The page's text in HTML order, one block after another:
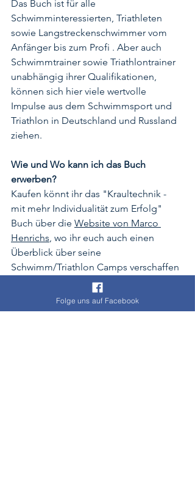
Das Buch ist für alle
Schwimminteressierten, Triathleten
sowie Langstreckenschwimmer vom
Anfänger bis zum Profi . Aber auch
Schwimmtrainer sowie Triathlontrainer
unabhängig ihrer Qualifikationen,
können sich hier viele wertvolle
Impulse aus dem Schwimmsport und
Triathlon in Deutschland und Russland
ziehen.
Wie und Wo kann ich das Buch
erwerben?
Kaufen könnt ihr das "Kraultechnik -
mit mehr Individualität zum Erfolg"
Buch über die Website von Marco
Henrichs, wo ihr euch auch einen
Überblick über seine
Schwimm/Triathlon Camps verschaffen
könnt. Das 230 Seiten Buch wird derzeit
um € 27,80 inklusive Versand
angeboten.
Folge uns auf Facebook